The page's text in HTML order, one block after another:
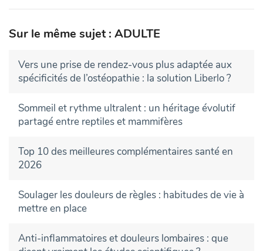
Sur le même sujet : ADULTE
Vers une prise de rendez-vous plus adaptée aux
spécificités de l’ostéopathie : la solution Liberlo ?
Sommeil et rythme ultralent : un héritage évolutif
partagé entre reptiles et mammifères
Top 10 des meilleures complémentaires santé en
2026
Soulager les douleurs de règles : habitudes de vie à
mettre en place
Anti-inflammatoires et douleurs lombaires : que